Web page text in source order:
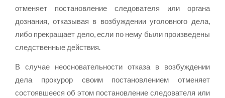
отменяет постановление следователя или органа
дознания, отказывая в возбуждении уголовного дела,
либо прекращает дело, если по нему были произведены
следственные действия.
В случае неосновательности отказа в возбуждении
дела прокурор своим постановлением отменяет
состоявшееся об этом постановление следователя или